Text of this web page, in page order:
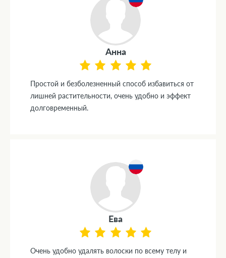
Анна
Простой и безболезненный способ избавиться от
лишней растительности, очень удобно и эффект
долговременный.
Ева
Очень удобно удалять волоски по всему телу и